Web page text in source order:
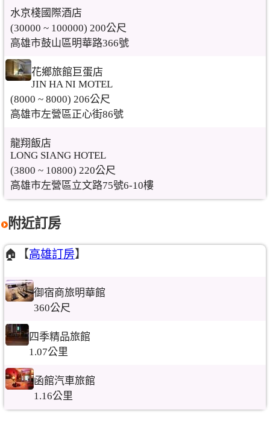
水京棧國際酒店
(30000 ~ 100000) 200公尺
高雄市鼓山區明華路366號
花鄉旅館巨蛋店
JIN HA NI MOTEL
(8000 ~ 8000) 206公尺
高雄市左營區正心街86號
龍翔飯店
LONG SIANG HOTEL
(3800 ~ 10800) 220公尺
高雄市左營區立文路75號6-10樓
附近訂房
🏠【高雄訂房】
御宿商旅明華館
360公尺
四季精品旅館
1.07公里
函館汽車旅館
1.16公里